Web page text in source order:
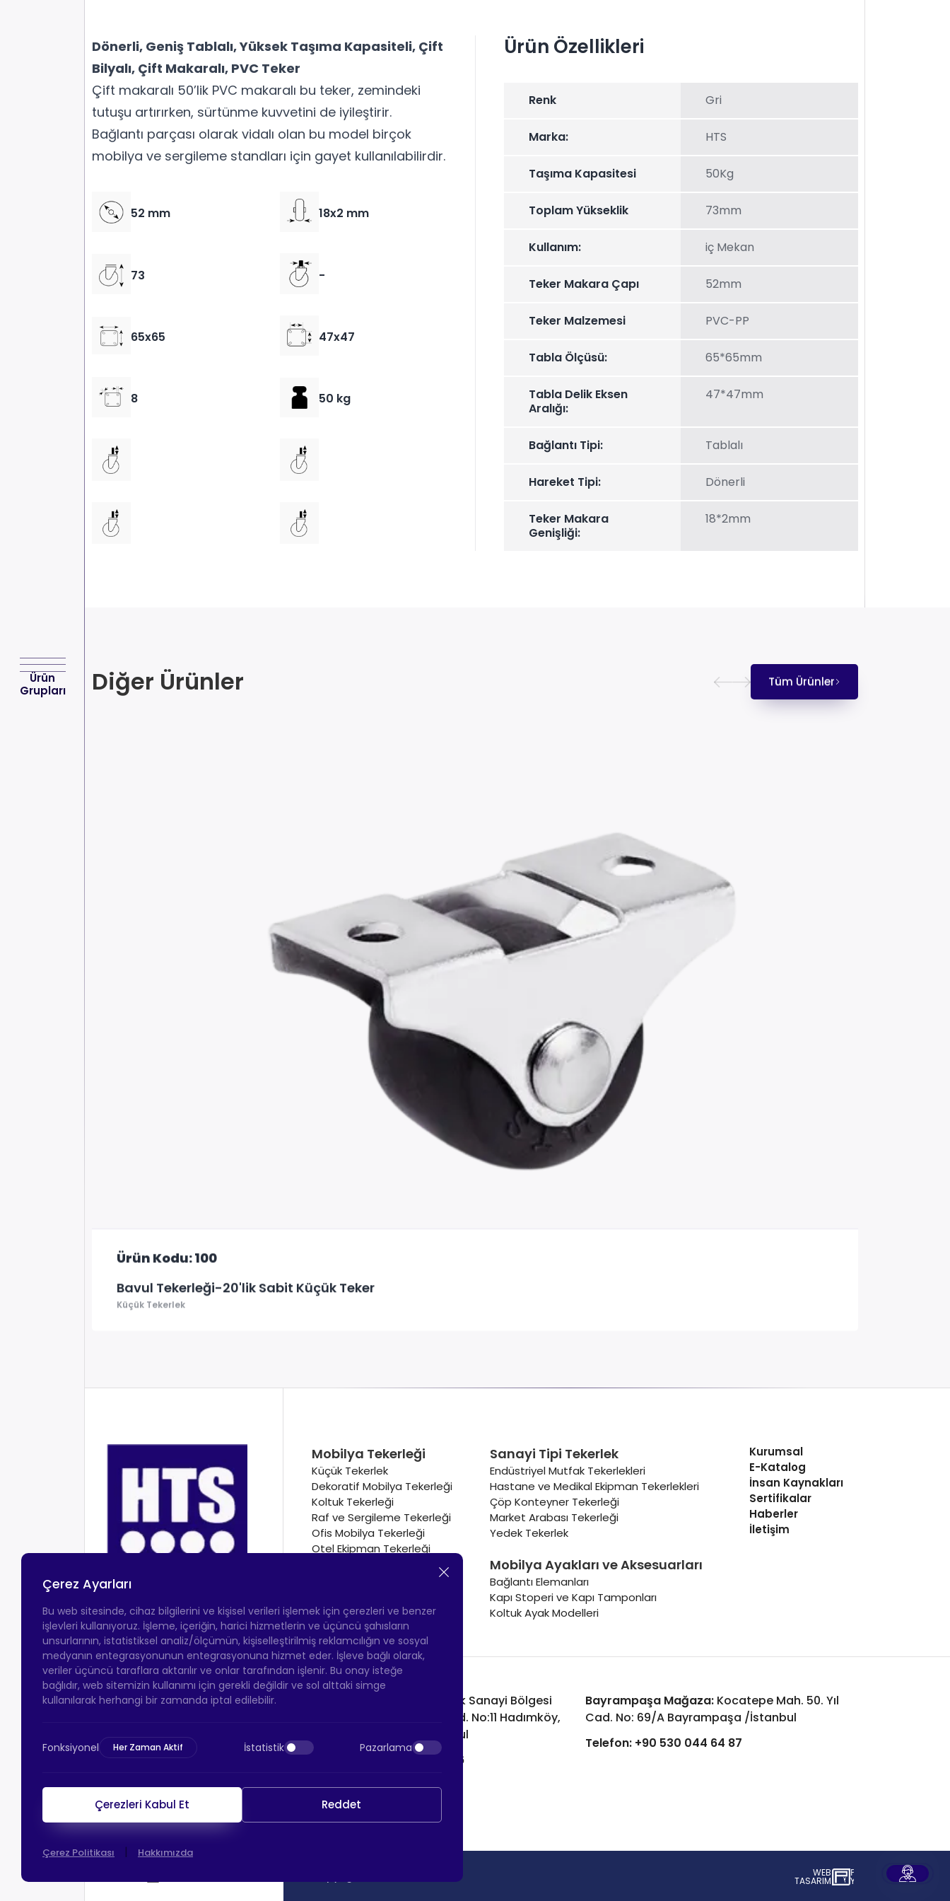
Ürün
Grupları
Dönerli, Geniş Tablalı, Yüksek Taşıma Kapasiteli, Çift
Bilyalı, Çift Makaralı, PVC Teker
Çift makaralı 50’lik PVC makaralı bu teker, zemindeki
tutuşu artırırken, sürtünme kuvvetini de iyileştirir.
Bağlantı parçası olarak vidalı olan bu model birçok
mobilya ve sergileme standları için gayet kullanılabilirdir.
52 mm 18x2 mm
73 -
65x65 47x47
8 50 kg
Ürün Özellikleri
Renk Gri
Marka: HTS
Taşıma Kapasitesi 50Kg
Toplam Yükseklik 73mm
Kullanım: iç Mekan
Teker Makara Çapı 52mm
Teker Malzemesi PVC-PP
Tabla Ölçüsü: 65*65mm
Tabla Delik Eksen
Aralığı:
47*47mm
Bağlantı Tipi: Tablalı
Hareket Tipi: Dönerli
Teker Makara
Genişliği:
18*2mm
Diğer Ürünler Tüm Ürünler
Ürün Kodu: 100
Bavul Tekerleği-20'lik Sabit Küçük Teker
Küçük Tekerlek
Mobilya Tekerleği
Küçük Tekerlek
Dekoratif Mobilya Tekerleği
Koltuk Tekerleği
Raf ve Sergileme Tekerleği
Ofis Mobilya Tekerleği
Otel Ekipman Tekerleği
Soğutucu ve Isıtıcı Tekerleği
Sanayi Tipi Tekerlek
Endüstriyel Mutfak Tekerlekleri
Hastane ve Medikal Ekipman Tekerlekleri
Çöp Konteyner Tekerleği
Market Arabası Tekerleği
Yedek Tekerlek
Mobilya Ayakları ve Aksesuarları
Bağlantı Elemanları
Kapı Stoperi ve Kapı Tamponları
Koltuk Ayak Modelleri
Kurumsal
E-Katalog
İnsan Kaynakları
Sertifikalar
Haberler
İletişim
Atatürk Sanayi Bölgesi
Ömerli Mah. Uzunçayır Cad. No:11 Hadımköy,
34555 Arnavutköy/İstanbul
+90 212 640 66 46
Email:info@htsteker.com
Bayrampaşa Mağaza:Kocatepe Mah. 50. Yıl
Cad. No: 69/A Bayrampaşa /İstanbul
Telefon:+90 530 044 64 87
WEB
TASARIM
İSTANBUL WEB TASARIM AJANSI -
Çerez Ayarları
Bu web sitesinde, cihaz bilgilerini ve kişisel verileri işlemek için çerezleri ve benzer
işlevleri kullanıyoruz. İşleme, içeriğin, harici hizmetlerin ve üçüncü şahısların
unsurlarının, istatistiksel analiz/ölçümün, kişiselleştirilmiş reklamcılığın ve sosyal
medyanın entegrasyonunun entegrasyonuna hizmet eder. İşleve bağlı olarak,
veriler üçüncü taraflara aktarılır ve onlar tarafından işlenir. Bu onay isteğe
bağlıdır, web sitemizin kullanımı için gerekli değildir ve sol alttaki simge
kullanılarak herhangi bir zamanda iptal edilebilir.
Fonksiyonel Her Zaman Aktif İstatistik Pazarlama
Çerezleri Kabul Et Reddet
Çerez Politikası | Hakkımızda